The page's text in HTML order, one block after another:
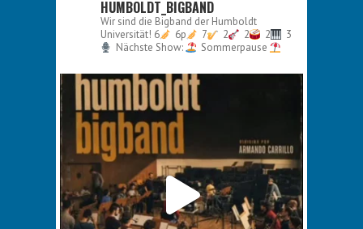
HUMBOLDT_BIGBAND
Wir sind die Bigband der Humboldt
Universität! 6 6p 7 2 2 2
3
Nächste Show:
Sommerpause